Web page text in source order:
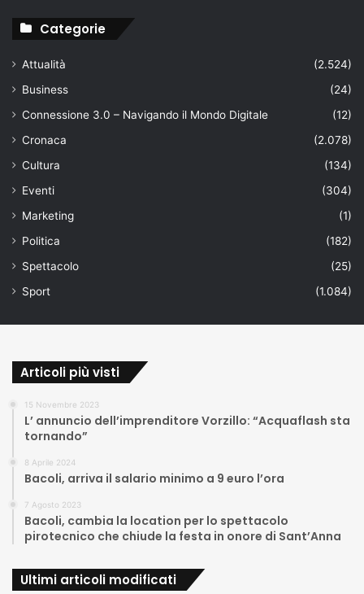
Categorie
Attualità
(2.524)
Business
(24)
Connessione 3.0 – Navigando il Mondo Digitale
(12)
Cronaca
(2.078)
Cultura
(134)
Eventi
(304)
Marketing
(1)
Politica
(182)
Spettacolo
(25)
Sport
(1.084)
Articoli più visti
15 Novembre 2023
L’ annuncio dell’imprenditore Vorzillo: “Acquaflash sta
tornando”
8 Aprile 2024
Bacoli, arriva il salario minimo a 9 euro l’ora
7 Agosto 2023
Bacoli, cambia la location per lo spettacolo
pirotecnico che chiude la festa in onore di Sant’Anna
Ultimi articoli modificati